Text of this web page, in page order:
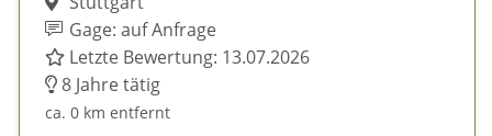
Gage: auf Anfrage
Letzte Bewertung: 13.07.2026
8 Jahre tätig
ca. 0 km entfernt